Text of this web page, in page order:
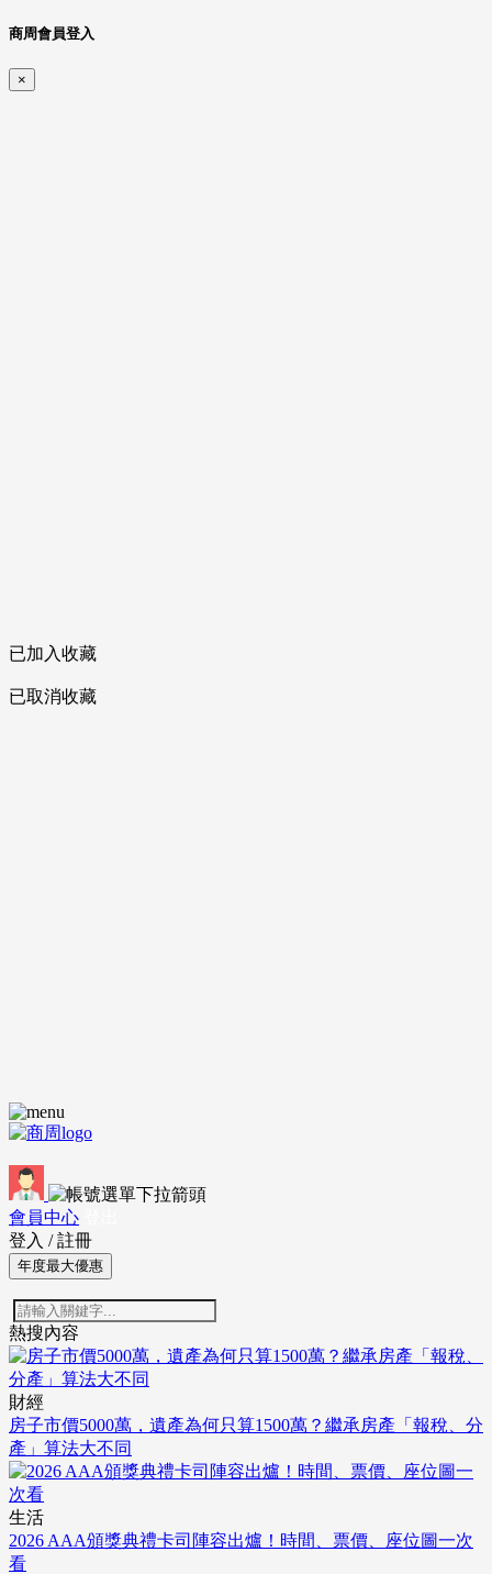
商周會員登入
×
已加入收藏
已取消收藏
會員中心
登入 / 註冊
年度最大優惠
熱搜內容
財經
房子市價5000萬，遺產為何只算1500萬？繼承房產「報稅、分
產」算法大不同
生活
2026 AAA頒獎典禮卡司陣容出爐！時間、票價、座位圖一次
看